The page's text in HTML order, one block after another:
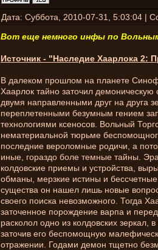
Дата: Суббота, 2010-07-31, 5:03:04 |
Вот еще немного инфы по
Источник - "Наследие Хаарлока 2:
В далеком прошлом на планете
Хаарлок тайно заточил
двумя направленными друг на друга
переплетенными безумным гением
технологиями ксеносов. Вольный
нематериальной тюрьме
последние вероломные родичи, а
иные, гораздо боле темные тайны.
колдовские приемы и устройства,
обманы, мерзкие истины и
существа он нашел лишь новые
своего поиска невозможного. Тогда
заточенное порождение варпа и
расколол одно из колдовских зеркал,
заточив его беспомощную
отражении. Годами демон тщетно